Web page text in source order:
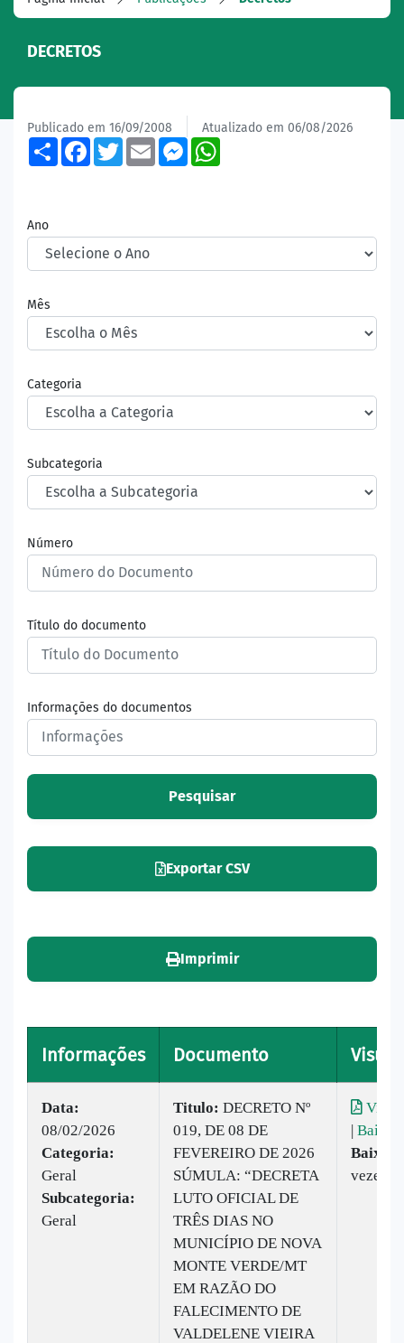
DECRETOS
Publicado em 16/09/2008 Atualizado em 06/08/2026
ShareFacebook
TwitterEmailMessenger
Ano
Mês
Categoria
Subcategoria
Número
Título do documento
Informações do documentos
Pesquisar
Exportar CSV
Imprimir
Informações Documento
Data:
08/02/2026
Categoria:
Geral
Subcategoria:
Geral
Titulo: DECRETO Nº
019, DE 08 DE
FEVEREIRO DE 2026
SÚMULA: “DECRETA
LUTO OFICIAL DE
TRÊS DIAS NO
MUNICÍPIO DE NOVA
MONTE VERDE/MT
EM RAZÃO DO
FALECIMENTO DE
VALDELENE VIEIRA
| Baixar
vezes